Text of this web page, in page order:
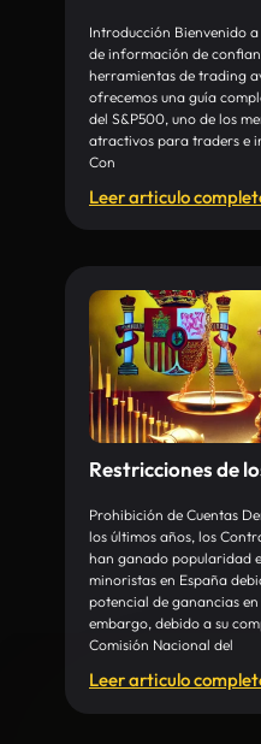
Introducción Bienvenido
de información de
herramientas de trading
ofrecemos una guía
del S&P500, uno de los
atractivos para traders e
Con
Leer articulo
Restricciones de
Prohibición de Cuentas
los últimos años, los
han ganado popularidad
minoristas en España
potencial de ganancias
embargo, debido a su
Comisión Nacional del
Leer articulo